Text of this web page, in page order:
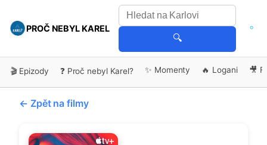
PROČ NEBYL KAREL
🔍
🎬 Epizody ❓ Proč nebyl Karel? ✨ Momenty 🔥 Logani 🎥
← Zpět na filmy